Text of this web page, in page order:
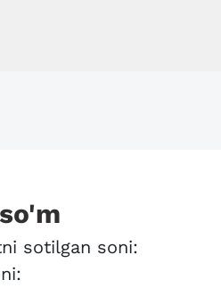
so'm
sotilgan soni: